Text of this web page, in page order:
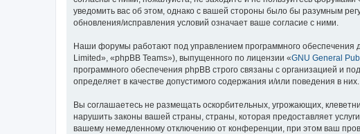
уведомить вас об этом, однако с вашей стороны было бы разумным
обновления/исправления условий означает ваше согласие с ними.
Наши форумы работают под управлением программного обеспечения
Limited», «phpBB Teams»), выпущенного по лицензии «GNU General
программного обеспечения phpBB строго связаны с организацией и
определяет в качестве допустимого содержания и/или поведения в
Вы соглашаетесь не размещать оскорбительных, угрожающих,
нарушить законы вашей страны, страны, которая предоставляет
вашему немедленному отключению от конференции, при этом ваш